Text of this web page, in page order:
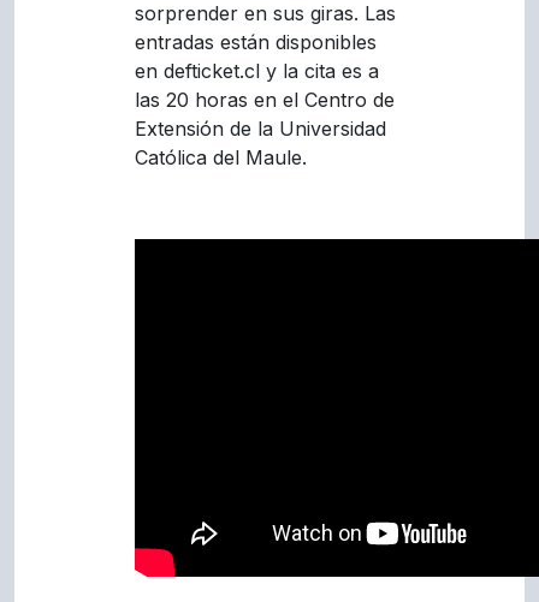
sorprender en sus giras. Las
entradas están disponibles
en defticket.cl y la cita es a
las 20 horas en el Centro de
Extensión de la Universidad
Católica del Maule.